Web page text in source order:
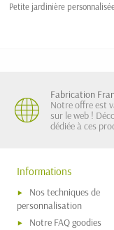
Petite jardinière
Fabrication
Notre offre est
sur le web !
dédiée à ces
Informations
Nos techniques de
personnalisation
Notre FAQ goodies